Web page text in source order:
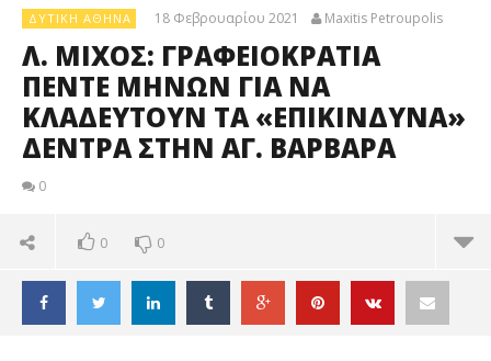
ΔΥΤΙΚΉ ΑΘΉΝΑ 18 Φεβρουαρίου 2021 Maxitis Petroupolis
Λ. ΜΙΧΟΣ: ΓΡΑΦΕΙΟΚΡΑΤΙΑ
ΠΕΝΤΕ ΜΗΝΩΝ ΓΙΑ ΝΑ
ΚΛΑΔΕΥΤΟΥΝ ΤΑ «ΕΠΙΚΙΝΔΥΝΑ»
ΔΕΝΤΡΑ ΣΤΗΝ ΑΓ. ΒΑΡΒΑΡΑ
0
0 0